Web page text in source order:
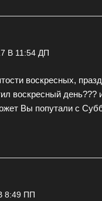
В 11:54 ДП
воскресных,
воскресный день???
Вы попутали с
8:49 ПП